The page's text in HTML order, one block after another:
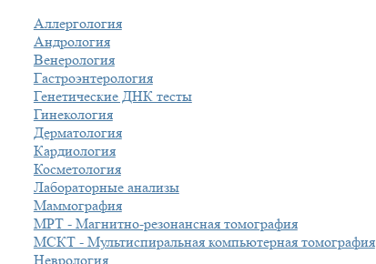
Аллергология
Андрология
Венерология
Гастроэнтерология
Генетические ДНК тесты
Гинекология
Дерматология
Кардиология
Косметология
Лабораторные анализы
Маммография
МРТ - Магнитно-резонансная томография
МСКТ - Мультиспиральная компьютерная томография
Неврология